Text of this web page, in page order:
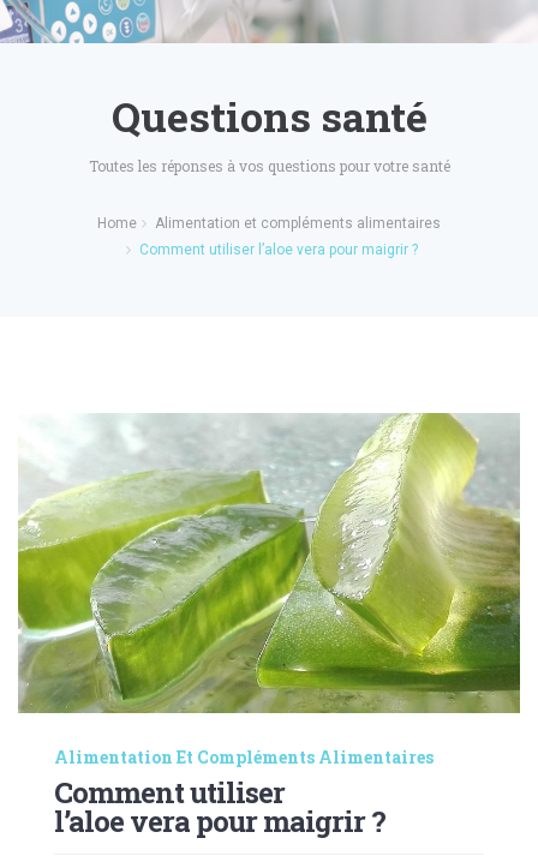
Questions santé
Toutes les réponses à vos questions pour votre santé
Home
Alimentation et compléments alimentaires
Comment utiliser l’aloe vera pour maigrir ?
Alimentation Et Compléments Alimentaires
Comment utiliser
l’aloe vera pour maigrir ?